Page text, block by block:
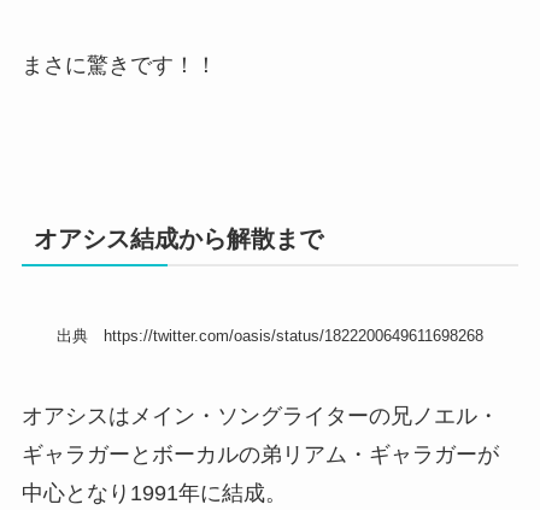
まさに驚きです！！
オアシス結成から解散まで
出典 https://twitter.com/oasis/status/1822200649611698268
オアシスはメイン・ソングライターの兄ノエル・
ギャラガーとボーカルの弟リアム・ギャラガーが
中心となり1991年に結成。